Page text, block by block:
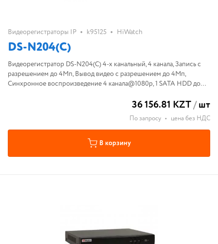
Видеорегистраторы IP • k95125 • HiWatch
DS-N204(C)
Видеорегистратор DS-N204(C) 4-х канальный, 4 канала, Запись с
разрешением до 4Мп, Вывод видео с разрешением до 4Mп,
Синхронное воспроизведение 4 канала@1080р, 1 SATA HDD до
36 156.81 KZT/шт
По запросу • цена без НДС
В корзину